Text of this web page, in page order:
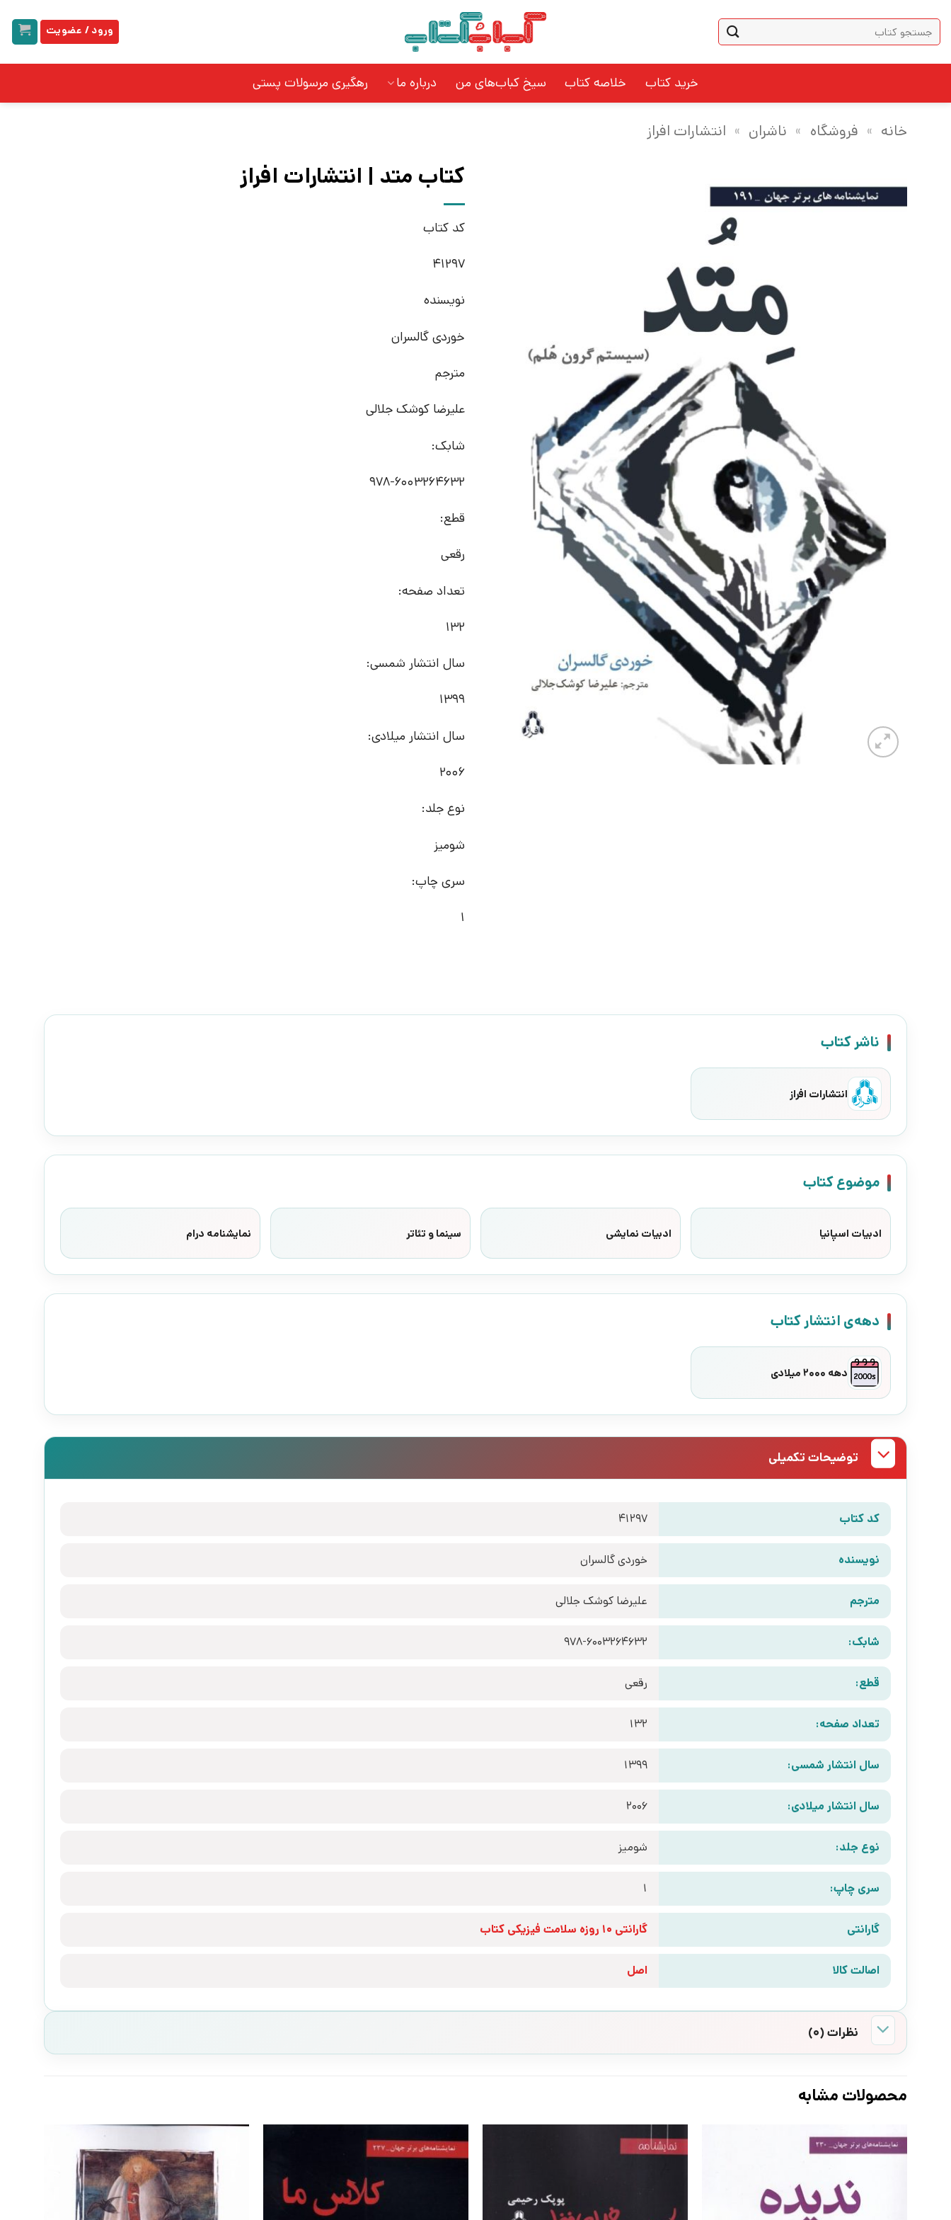
content
جستجو
برای:
ورود / عضویت
خرید کتاب خلاصه کتاب سیخ کباب‌های من درباره ما رهگیری مرسولات پستی
خانه » فروشگاه » ناشران » انتشارات افراز
کتاب متد | انتشارات افراز
کد کتاب
41297
نویسنده
خوردی گالسران
مترجم
علیرضا کوشک جلالی
شابک:
978-6003264632
قطع:
رقعی
تعداد صفحه:
132
سال انتشار شمسی:
1399
سال انتشار میلادی:
2006
نوع جلد:
شومیز
سری چاپ:
1
ناشر کتاب
انتشارات افراز
موضوع کتاب
ادبیات اسپانیا ادبیات نمایشی سینما و تئاتر نمایشنامه درام
دهه‌ی انتشار کتاب
دهه 2000 میلادی
توضیحات تکمیلی
کد کتاب 41297
نویسنده خوردی گالسران
مترجم علیرضا کوشک جلالی
شابک: 978-6003264632
قطع: رقعی
تعداد صفحه: 132
سال انتشار شمسی: 1399
سال انتشار میلادی: 2006
نوع جلد: شومیز
سری چاپ: 1
گارانتی گارانتی 10 روزه سلامت فیزیکی کتاب
اصالت کالا اصل
نظرات (0)
محصولات مشابه